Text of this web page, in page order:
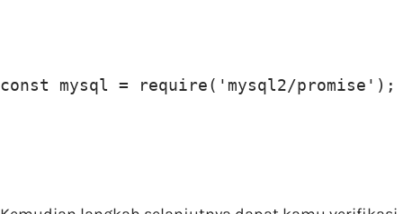
const mysql = require('mysql2/